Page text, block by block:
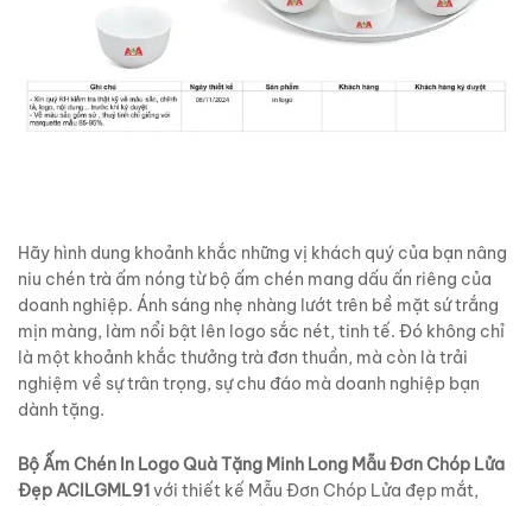
Hãy hình dung khoảnh khắc những vị khách quý của bạn nâng
niu chén trà ấm nóng từ bộ ấm chén mang dấu ấn riêng của
doanh nghiệp. Ánh sáng nhẹ nhàng lướt trên bề mặt sứ trắng
mịn màng, làm nổi bật lên logo sắc nét, tinh tế. Đó không chỉ
là một khoảnh khắc thưởng trà đơn thuần, mà còn là trải
nghiệm về sự trân trọng, sự chu đáo mà doanh nghiệp bạn
dành tặng.
Bộ Ấm Chén In Logo Quà Tặng Minh Long Mẫu Đơn Chóp Lửa
Đẹp ACILGML91với thiết kế Mẫu Đơn Chóp Lửa đẹp mắt,